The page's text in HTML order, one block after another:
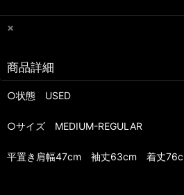
×
商品詳細
○状態 USED
○サイズ MEDIUM-REGULAR
平置き肩幅47cm 袖丈63cm 着丈